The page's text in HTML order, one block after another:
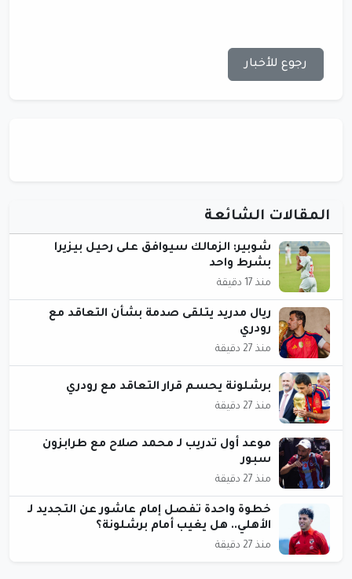
رجوع للأخبار
المقالات الشائعة
شوبير: الزمالك سيوافق على رحيل بيزيرا
بشرط واحد
منذ 17 دقيقة
ريال مدريد يتلقى صدمة بشأن التعاقد مع
رودري
منذ 27 دقيقة
برشلونة يحسم قرار التعاقد مع رودري
منذ 27 دقيقة
موعد أول تدريب لـ محمد صلاح مع طرابزون
سبور
منذ 27 دقيقة
خطوة واحدة تفصل إمام عاشور عن التجديد لـ
الأهلي.. هل يغيب أمام برشلونة؟
منذ 27 دقيقة